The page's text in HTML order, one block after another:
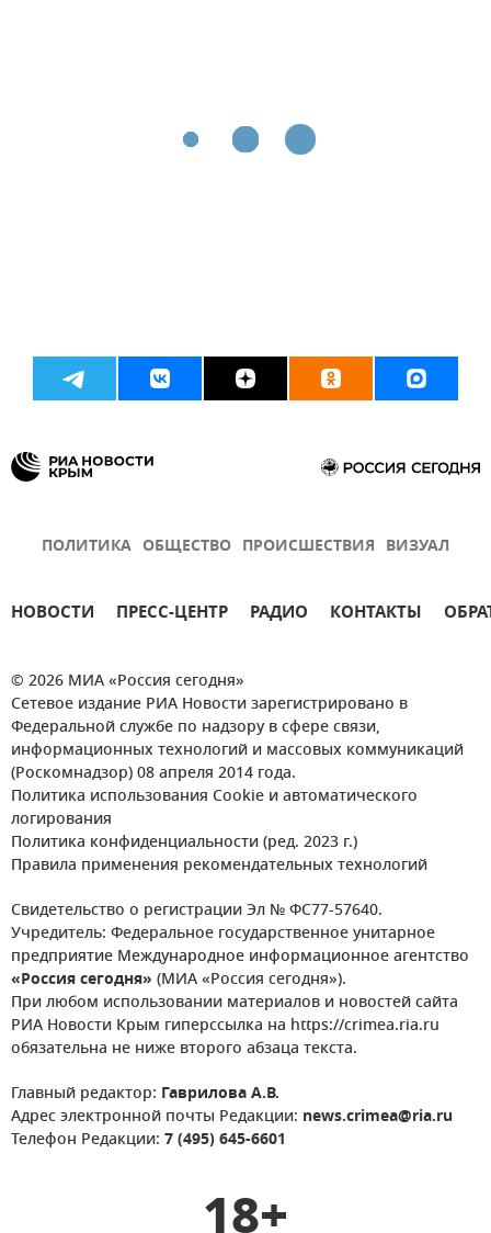
ПОЛИТИКА ОБЩЕСТВО ПРОИСШЕСТВИЯ ВИЗУАЛ
НОВОСТИ ПРЕСС-ЦЕНТР РАДИО КОНТАКТЫ
© 2026 МИА «Россия сегодня»
Сетевое издание РИА Новости зарегистрировано в
Федеральной службе по надзору в сфере связи,
информационных технологий и массовых коммуникаций
(Роскомнадзор) 08 апреля 2014 года.
Политика использования Cookie и автоматического
логирования
Политика конфиденциальности (ред. 2023 г.)
Правила применения рекомендательных технологий
Свидетельство о регистрации Эл № ФС77-57640.
Учредитель: Федеральное государственное унитарное
предприятие Международное информационное агентство
«Россия сегодня» (МИА «Россия сегодня»).
При любом использовании материалов и новостей сайта
РИА Новости Крым гиперссылка на https://crimea.ria.ru
обязательна не ниже второго абзаца текста.
Главный редактор: Гаврилова А.В.
Адрес электронной почты Редакции: news.crimea@ria.ru
Телефон Редакции: 7 (495) 645-6601